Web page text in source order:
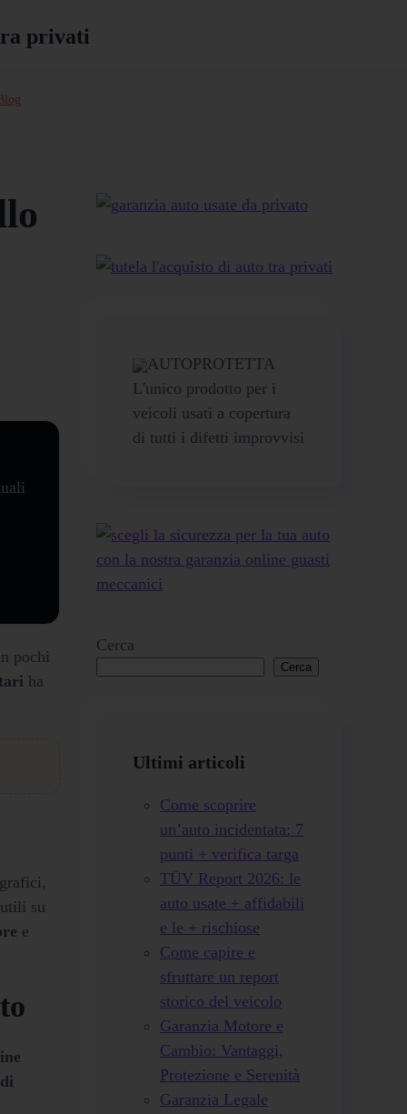
pochi
ha
su
e
AUTOPROTETTA
L'unico prodotto per i
veicoli usati a copertura
di tutti i difetti improvvisi
Cerca
Cerca
Ultimi articoli
Come scoprire
un’auto incidentata: 7
punti + verifica targa
TÜV Report 2026: le
auto usate + affidabili
e le + rischiose
Come capire e
sfruttare un report
storico del veicolo
Garanzia Motore e
Cambio: Vantaggi,
Protezione e Serenità
Garanzia Legale